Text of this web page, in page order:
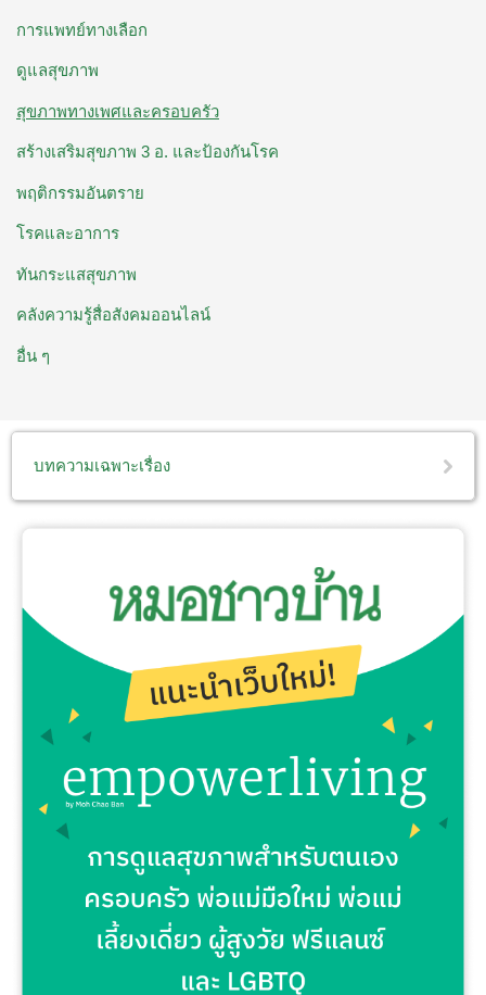
การแพทย์ทางเลือก
ดูแลสุขภาพ
สุขภาพทางเพศและครอบครัว
สร้างเสริมสุขภาพ 3 อ. ​และป้องกันโรค
พฤติกรรมอันตราย
โรคและอาการ
ทันกระแสสุขภาพ
คลังความรู้สื่อสังคมออนไลน์
อื่น ๆ
บทความเฉพาะเรื่อง